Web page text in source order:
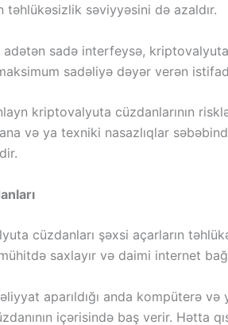
təhlükəsizlik səviyyəsini də azaldır.
adətən sadə interfeysə,
sadəliyə dəyər verən
kriptovalyuta cüzdanlarının
və ya texniki nasazlıqlar
cüzdanları şəxsi açarların
saxlayır və daimi internet
aparıldığı anda kompüterə
içərisində baş verir. Hətta